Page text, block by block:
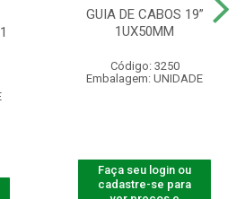
GUIA DE CABOS 19”
1UX50MM
Código: 3250
Embalagem: UNIDADE
Faça seu login ou
cadastre-se para